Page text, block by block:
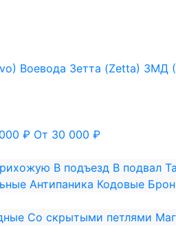
Воевода Зетта (Zetta) ЗМД
₽ От 30 000 ₽
В подъезд В подвал
Антипаника Кодовые
Со скрытыми петлями